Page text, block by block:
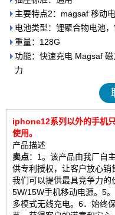
主要特点2：magsaf 移动
电池类型：锂聚合物电池
重量：128G
功能：快速充电 Magsaf
力
iphone12系列以外的手机
使用。
产品描述
卖点：1。该产品由我厂自
供专利授权，让客户放心销
我们可以提供最具竞争力
5W/15W手机移动电源。5
多模式无线充电。6．始终